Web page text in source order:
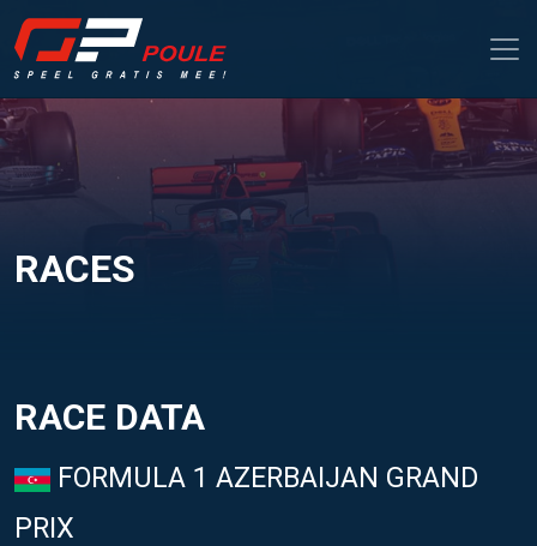
RACES
RACE DATA
FORMULA 1 AZERBAIJAN GRAND
PRIX